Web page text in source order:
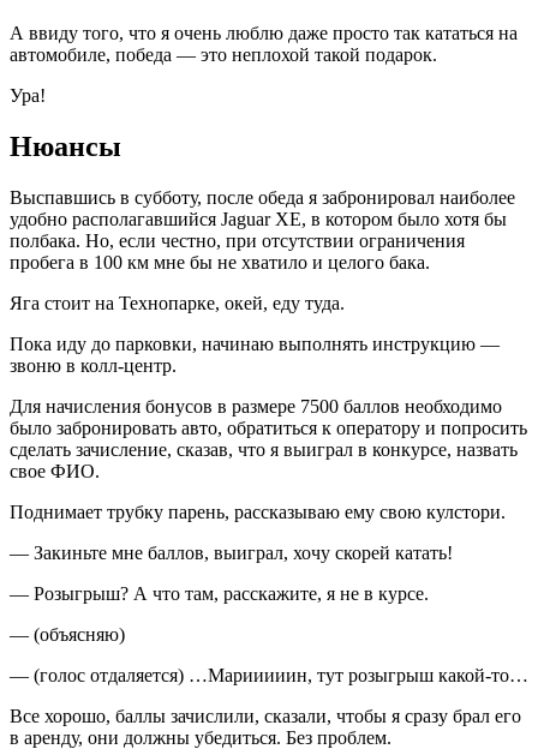
А ввиду того, что я очень люблю даже просто так кататься на
автомобиле, победа — это неплохой такой подарок.
Ура!
Нюансы
Выспавшись в субботу, после обеда я забронировал наиболее
удобно располагавшийся Jaguar XE, в котором было хотя бы
полбака. Но, если честно, при отсутствии ограничения
пробега в 100 км мне бы не хватило и целого бака.
Яга стоит на Технопарке, окей, еду туда.
Пока иду до парковки, начинаю выполнять инструкцию —
звоню в колл-центр.
Для начисления бонусов в размере 7500 баллов необходимо
было забронировать авто, обратиться к оператору и попросить
сделать зачисление, сказав, что я выиграл в конкурсе, назвать
свое ФИО.
Поднимает трубку парень, рассказываю ему свою кулстори.
— Закиньте мне баллов, выиграл, хочу скорей катать!
— Розыгрыш? А что там, расскажите, я не в курсе.
— (объясняю)
— (голос отдаляется) …Марииииин, тут розыгрыш какой-то…
Все хорошо, баллы зачислили, сказали, чтобы я сразу брал его
в аренду, они должны убедиться. Без проблем.